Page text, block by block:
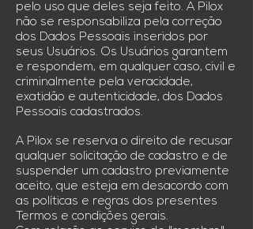
pelo uso que deles seja feito. A Pilox
não se responsabiliza pela correção
dos Dados Pessoais inseridos por
seus Usuários. Os Usuários garantem
e respondem, em qualquer caso, civil e
criminalmente pela veracidade,
exatidão e autenticidade, dos Dados
Pessoais cadastrados.
A Pilox se reserva o direito de recusar
qualquer solicitação de cadastro e de
suspender um cadastro previamente
aceito, que esteja em desacordo com
as políticas e regras dos presentes
Termos e condições gerais.